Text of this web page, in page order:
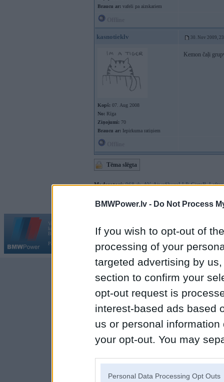
BMWPower.lv - Do Not Process
If you wish to opt-out of
processing of your
targeted advertising by
section to confirm your
opt-out request is
interest-based ads based
us or personal
your opt-out. You may
Personal Data Processing Opt Outs
Braucu ar: vafeli pa aizskariem
kasnotieklv 30. Nov 2009,
Kopš: 07. Aug 2008
No: Rīga
Ziņojumi: 70
Braucu ar: Iepirkuma ratiņiem
Kemon čaļi
Tēma slēgta
Moderatori: 968-jk,AV,AiwaShuraLLP,GirtzB,Lafter
Vortāls BMWPower.lv darbojas
kopš 2002. gada 14. maija. Tas nav auto klubs un nav saistīts ar
BMW AG.
Par BMWPower
Galvena |